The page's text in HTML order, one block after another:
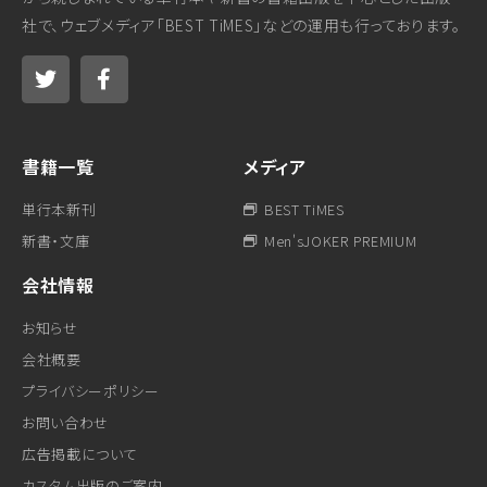
社で、ウェブメディア「BEST TiMES」などの運用も行っております。
書籍一覧
単行本新刊
新書・文庫
メディア
BEST TiMES
Men'sJOKER PREMIUM
会社情報
お知らせ
会社概要
プライバシーポリシー
お問い合わせ
広告掲載について